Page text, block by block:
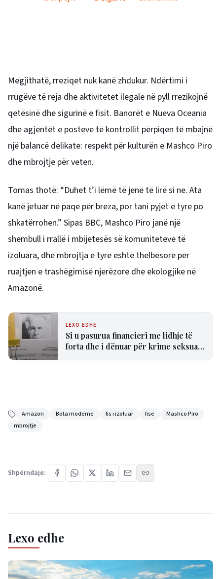
Megjithatë, rreziqet nuk kanë zhdukur. Ndërtimi i
rrugëve të reja dhe aktivitetet ilegale në pyll rrezikojnë
qetësinë dhe sigurinë e fisit. Banorët e Nueva Oceania
dhe agjentët e posteve të kontrollit përpiqen të mbajnë
një balancë delikate: respekt për kulturën e Mashco Piro
dhe mbrojtje për veten.
Tomas thotë: “Duhet t’i lëmë të jenë të lirë si ne. Ata
kanë jetuar në paqe për breza, por tani pyjet e tyre po
shkatërrohen.” Sipas BBC, Mashco Piro janë një
shembull i rrallë i mbijetesës së komuniteteve të
izoluara, dhe mbrojtja e tyre është thelbësore për
ruajtjen e trashëgimisë njerëzore dhe ekologjike në
Amazonë.
LEXO EDHE
Si u pasurua financieri me lidhje të
forta dhe i dënuar për krime seksuale
Amazon Bota moderne fis i izoluar fise
Mashco Piro
mbrojtje
Shpërndaje:
Lexo edhe